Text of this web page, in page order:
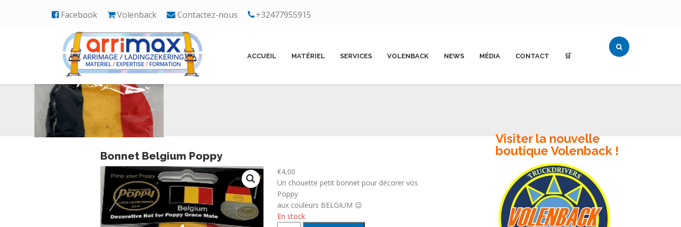
Facebook Volenback Contactez-nous +32477955915
ACCUEIL MATÉRIEL SERVICES VOLENBACK NEWS MÉDIA CONTACT 🛒
Bonnet Belgium Poppy
Bonnet Belgium Poppy
€4,00
Un chouette petit bonnet pour décorer vos
Poppy
aux couleurs BELGIUM 😉
En stock
Visiter la nouvelle
boutique Volenback !